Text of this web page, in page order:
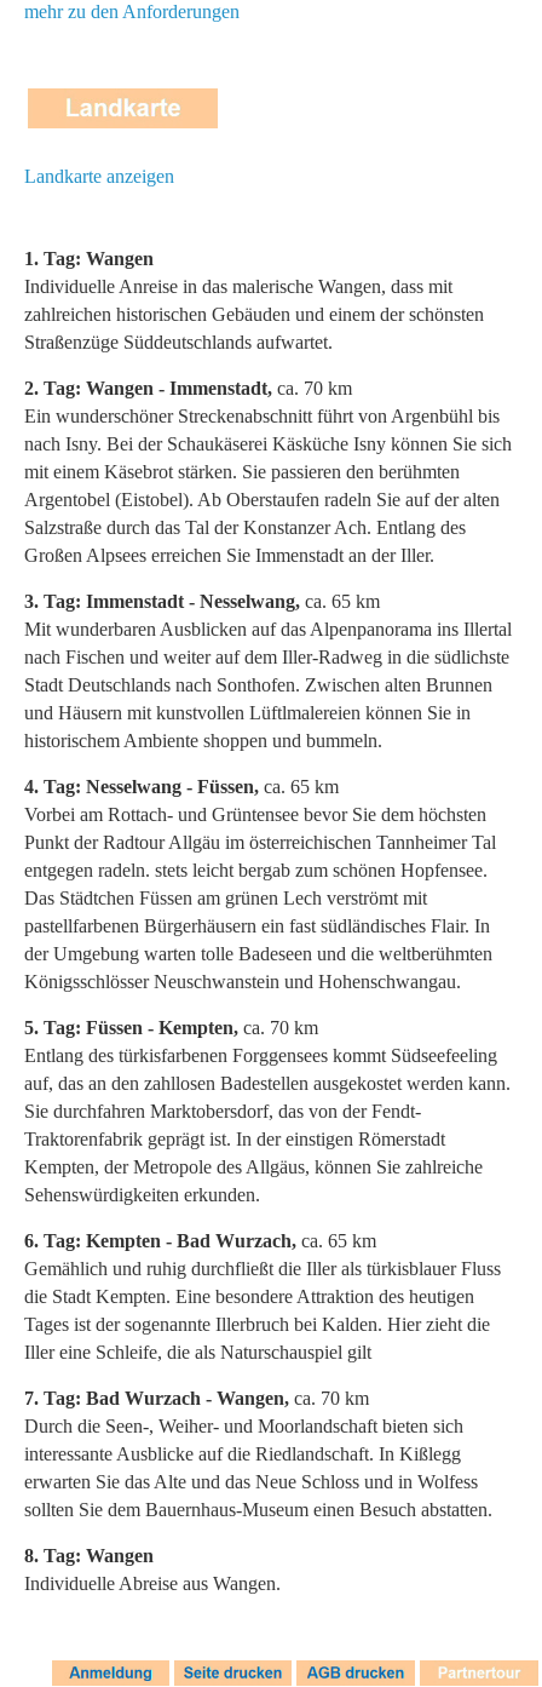
mehr zu den Anforderungen
Landkarte anzeigen
1. Tag: Wangen
Individuelle Anreise in das malerische Wangen, dass mit
zahlreichen historischen Gebäuden und einem der schönsten
Straßenzüge Süddeutschlands aufwartet.
2. Tag: Wangen - Immenstadt, ca. 70 km
Ein wunderschöner Streckenabschnitt führt von Argenbühl bis
nach Isny. Bei der Schaukäserei Käsküche Isny können Sie sich
mit einem Käsebrot stärken. Sie passieren den berühmten
Argentobel (Eistobel). Ab Oberstaufen radeln Sie auf der alten
Salzstraße durch das Tal der Konstanzer Ach. Entlang des
Großen Alpsees erreichen Sie Immenstadt an der Iller.
3. Tag: Immenstadt - Nesselwang, ca. 65 km
Mit wunderbaren Ausblicken auf das Alpenpanorama ins Illertal
nach Fischen und weiter auf dem Iller-Radweg in die südlichste
Stadt Deutschlands nach Sonthofen. Zwischen alten Brunnen
und Häusern mit kunstvollen Lüftlmalereien können Sie in
historischem Ambiente shoppen und bummeln.
4. Tag: Nesselwang - Füssen, ca. 65 km
Vorbei am Rottach- und Grüntensee bevor Sie dem höchsten
Punkt der Radtour Allgäu im österreichischen Tannheimer Tal
entgegen radeln. stets leicht bergab zum schönen Hopfensee.
Das Städtchen Füssen am grünen Lech verströmt mit
pastellfarbenen Bürgerhäusern ein fast südländisches Flair. In
der Umgebung warten tolle Badeseen und die weltberühmten
Königsschlösser Neuschwanstein und Hohenschwangau.
5. Tag: Füssen - Kempten, ca. 70 km
Entlang des türkisfarbenen Forggensees kommt Südseefeeling
auf, das an den zahllosen Badestellen ausgekostet werden kann.
Sie durchfahren Marktobersdorf, das von der Fendt-
Traktorenfabrik geprägt ist. In der einstigen Römerstadt
Kempten, der Metropole des Allgäus, können Sie zahlreiche
Sehenswürdigkeiten erkunden.
6. Tag: Kempten - Bad Wurzach, ca. 65 km
Gemählich und ruhig durchfließt die Iller als türkisblauer Fluss
die Stadt Kempten. Eine besondere Attraktion des heutigen
Tages ist der sogenannte Illerbruch bei Kalden. Hier zieht die
Iller eine Schleife, die als Naturschauspiel gilt
7. Tag: Bad Wurzach - Wangen, ca. 70 km
Durch die Seen-, Weiher- und Moorlandschaft bieten sich
interessante Ausblicke auf die Riedlandschaft. In Kißlegg
erwarten Sie das Alte und das Neue Schloss und in Wolfess
sollten Sie dem Bauernhaus-Museum einen Besuch abstatten.
8. Tag: Wangen
Individuelle Abreise aus Wangen.